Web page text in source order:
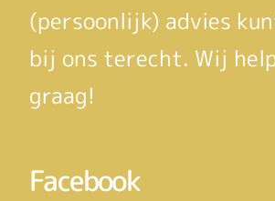
(persoonlijk) advies
bij ons terecht. Wij
graag!
Facebook